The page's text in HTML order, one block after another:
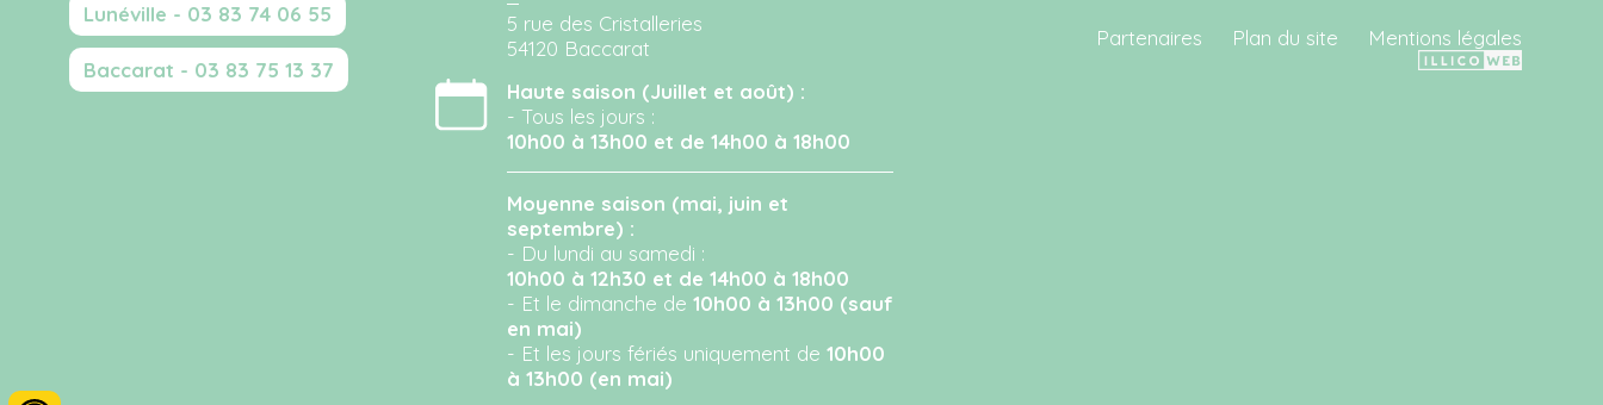
Lunéville - 03 83 74 06 55
Baccarat - 03 83 75 13 37
5 rue des Cristalleries
54120 Baccarat
Haute saison (Juillet et août) :
- Tous les jours :
10h00 à 13h00 et de 14h00 à 18h00
Moyenne saison (mai, juin et
septembre) :
- Du lundi au samedi :
10h00 à 12h30 et de 14h00 à 18h00
- Et le dimanche de10h00 à 13h00 (sauf
en mai)
- Et les jours fériés uniquement de10h00
à 13h00 (en mai)
Partenaires Plan du site Mentions légales